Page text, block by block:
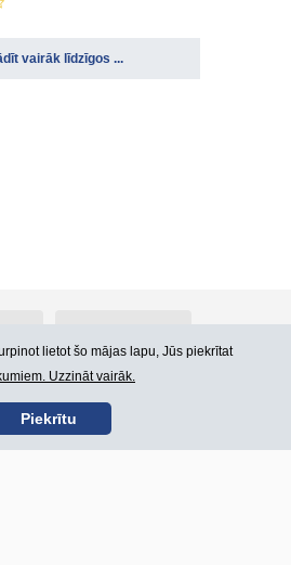
vairāk līdzīgos ...
Lietošanas noteikumi
lietot šo mājas lapu, Jūs piekrītat
Uzzināt vairāk.
Piekrītu